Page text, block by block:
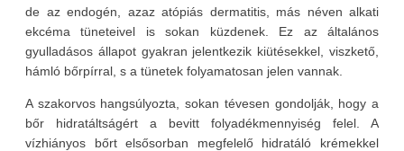
de az endogén, azaz atópiás dermatitis, más néven alkati
ekcéma tüneteivel is sokan küzdenek. Ez az általános
gyulladásos állapot gyakran jelentkezik kiütésekkel, viszkető,
hámló bőrpírral, s a tünetek folyamatosan jelen vannak.
A szakorvos hangsúlyozta, sokan tévesen gondolják, hogy a
bőr hidratáltságért a bevitt folyadékmennyiség felel. A
vízhiányos bőrt elsősorban megfelelő hidratáló krémekkel